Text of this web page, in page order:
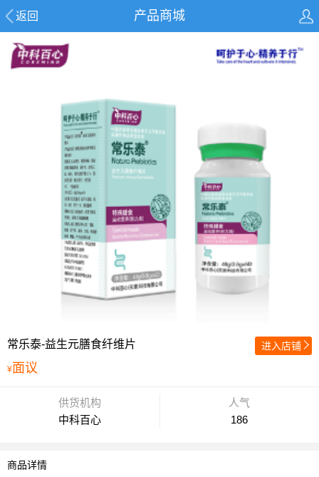
返回 产品商城
常乐泰-益生元膳食纤维片
¥面议
进入店铺
供货机构
中科百心
人气
186
商品详情